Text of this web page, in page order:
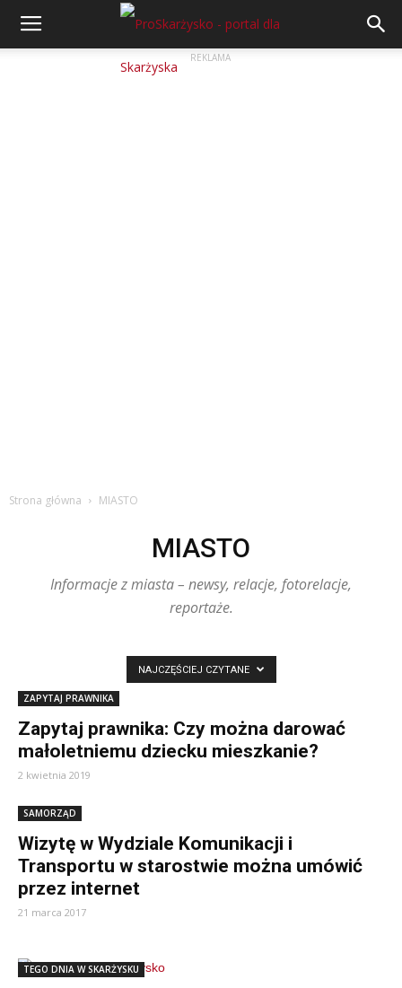
REKLAMA
Strona główna MIASTO
MIASTO
Informacje z miasta – newsy, relacje, fotorelacje,
reportaże.
NAJCZĘŚCIEJ CZYTANE
ZAPYTAJ PRAWNIKA
Zapytaj prawnika: Czy można darować
małoletniemu dziecku mieszkanie?
2 kwietnia 2019
SAMORZĄD
Wizytę w Wydziale Komunikacji i
Transportu w starostwie można umówić
przez internet
21 marca 2017
TEGO DNIA W SKARŻYSKU